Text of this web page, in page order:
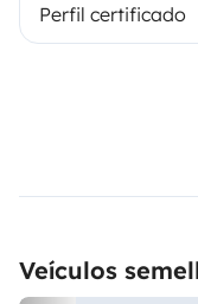
Perfil certificado
Veículos